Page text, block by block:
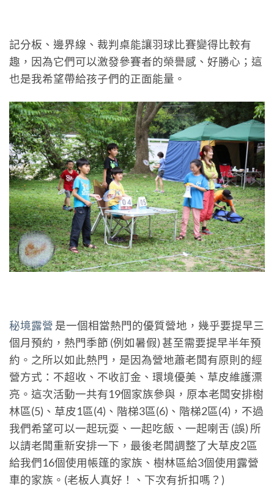
記分板、邊界線、裁判桌能讓羽球比賽變得比較有
趣，因為它們可以激發參賽者的榮譽感、好勝心；這
也是我希望帶給孩子們的正面能量。
秘境露營 是一個相當熱門的優質營地，幾乎要提早三
個月預約，熱門季節 (例如暑假) 甚至需要提早半年預
約。之所以如此熱門，是因為營地蕭老闆有原則的經
營方式：不超收、不收訂金、環境優美、草皮維護漂
亮。這次活動一共有19個家族參與，原本老闆安排樹
林區(5)、草皮1區(4)、階梯3區(6)、階梯2區(4)，不過
我們希望可以一起玩耍、一起吃飯、一起喇舌 (誤) 所
以請老闆重新安排一下，最後老闆調整了大草皮2區
給我們16個使用帳篷的家族、樹林區給3個使用露營
車的家族。(老板人真好！、下次有折扣嗎？)